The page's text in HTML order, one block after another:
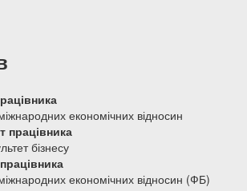
економічних відносин
працівника
бізнесу
економічних відносин (ФБ)